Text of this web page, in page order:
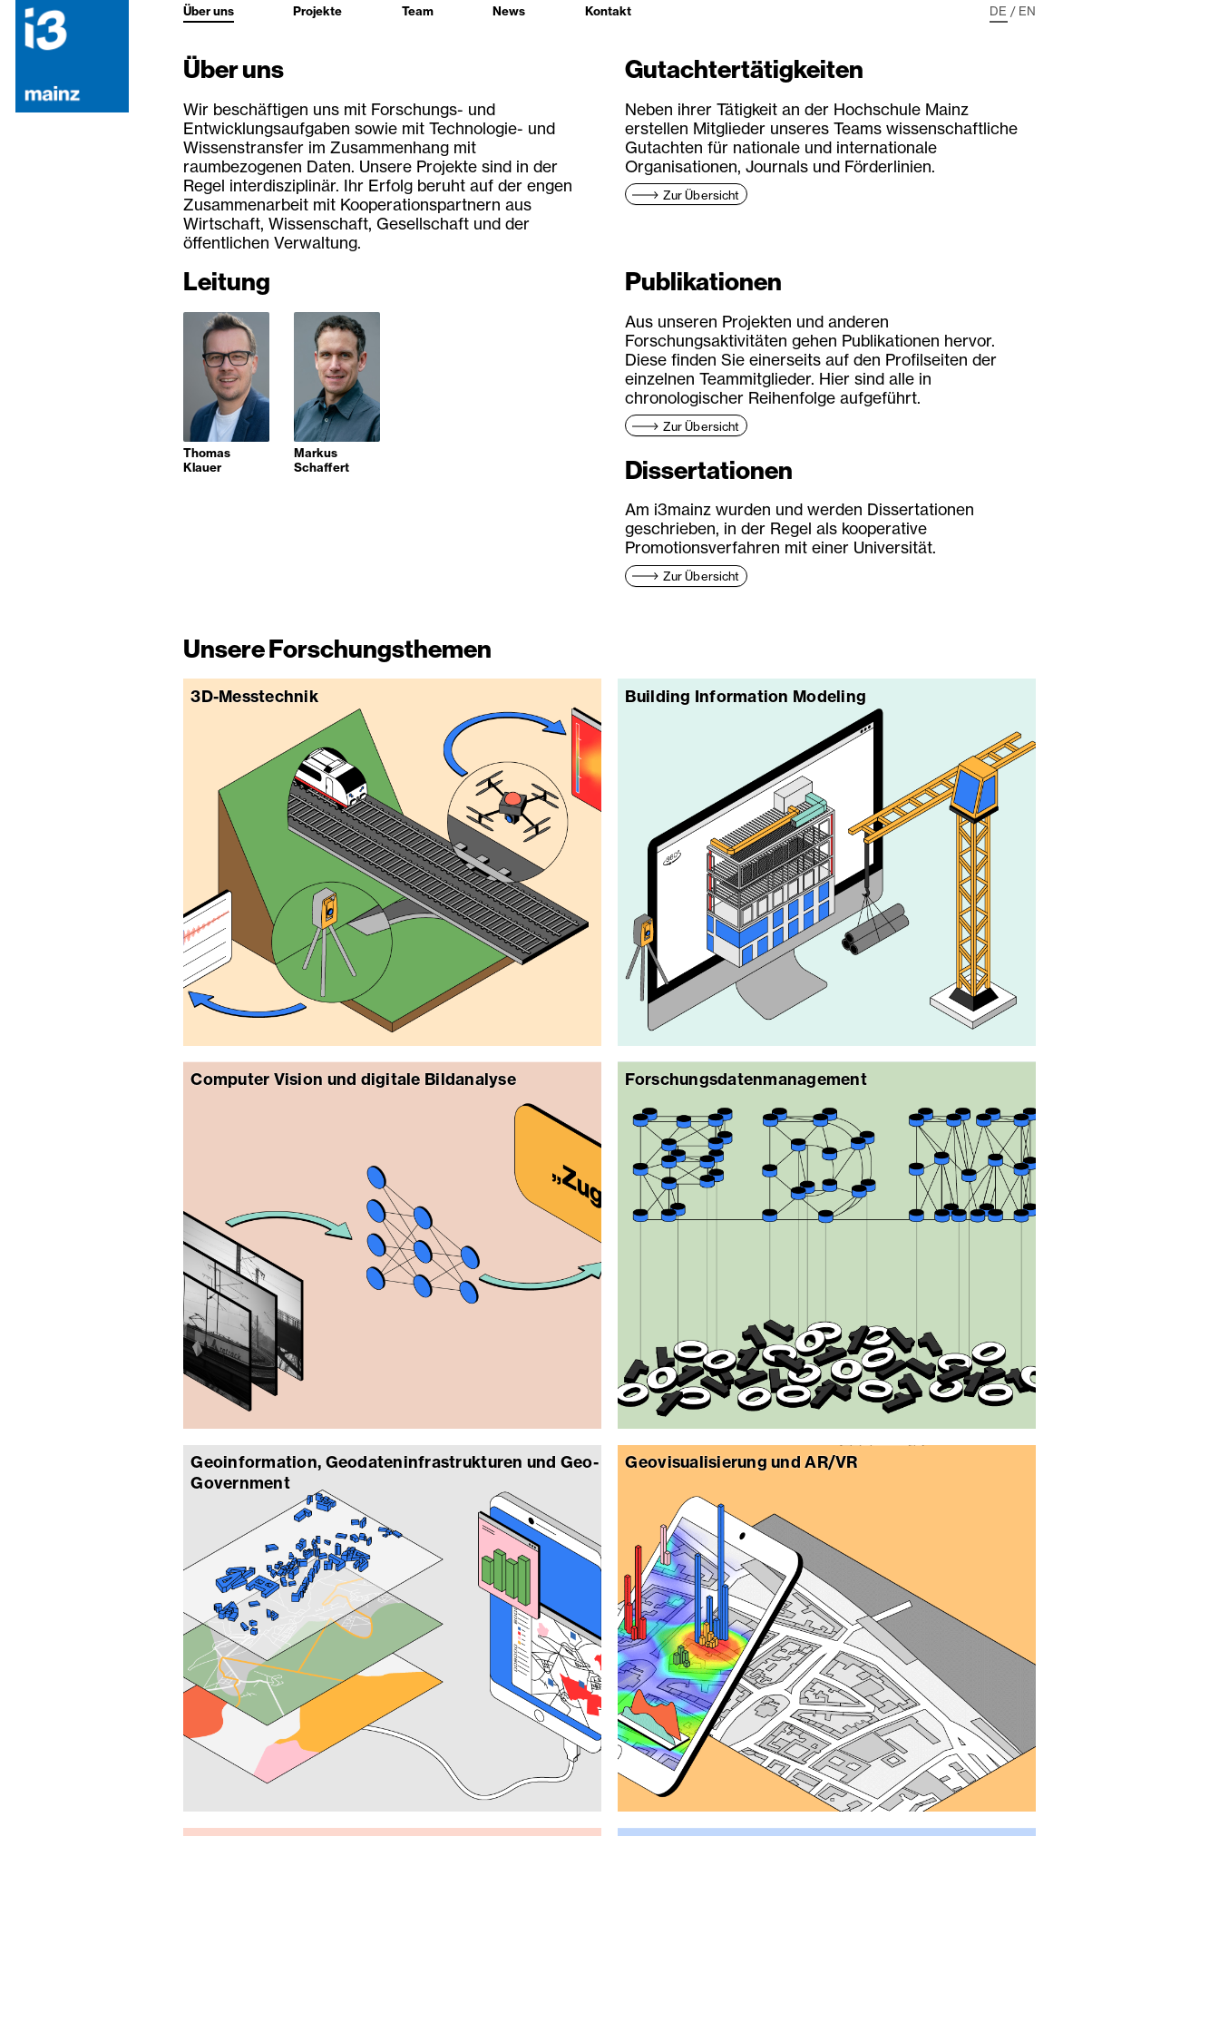
Über uns Projekte Team News Kontakt DE / EN
Über uns
Wir beschäftigen uns mit Forschungs- und
Entwicklungsaufgaben sowie mit Technologie- und
Wissenstransfer im Zusammenhang mit
raumbezogenen Daten. Unsere Projekte sind in der
Regel interdisziplinär. Ihr Erfolg beruht auf der engen
Zusammenarbeit mit Kooperationspartnern aus
Wirtschaft, Wissenschaft, Gesellschaft und der
öffentlichen Verwaltung.
Leitung
Thomas
Klauer
Markus
Schaffert
Gutachtertätigkeiten
Neben ihrer Tätigkeit an der Hochschule Mainz
erstellen Mitglieder unseres Teams wissenschaftliche
Gutachten für nationale und internationale
Organisationen, Journals und Förderlinien.
Zur Übersicht
Publikationen
Aus unseren Projekten und anderen
Forschungsaktivitäten gehen Publikationen hervor.
Diese finden Sie einerseits auf den Profilseiten der
einzelnen Teammitglieder. Hier sind alle in
chronologischer Reihenfolge aufgeführt.
Zur Übersicht
Dissertationen
Am i3mainz wurden und werden Dissertationen
geschrieben, in der Regel als kooperative
Promotionsverfahren mit einer Universität.
Zur Übersicht
Unsere Forschungsthemen
3D-Messtechnik Building Information Modeling
Computer Vision und digitale Bildanalyse Forschungsdatenmanagement
Geoinformation, Geodateninfrastrukturen und Geo-
Government
Geovisualisierung und AR/VR